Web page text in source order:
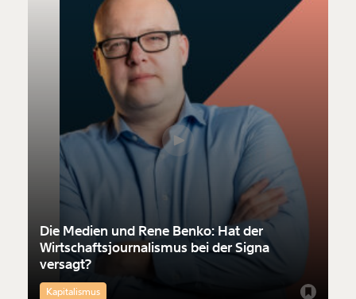
Die Medien und Rene Benko: Hat der
Wirtschaftsjournalismus bei der Signa
versagt?
Kapitalismus